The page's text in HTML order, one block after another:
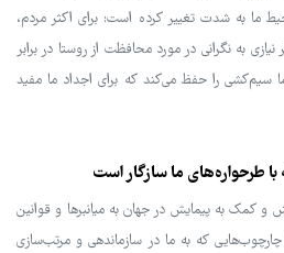
ما به شدت تغییر کرده است: برای اکثر مردم،
به نگرانی در مورد محافظت از روستا در برابر
سیم‌کشی را حفظ می‌کند که برای اجداد ما مفید
طرحواره‌های ما سازگار است
کمک به پیمایش در جهان به میانبرها و قوانین
که به ما در سازماندهی و مرتب‌سازی